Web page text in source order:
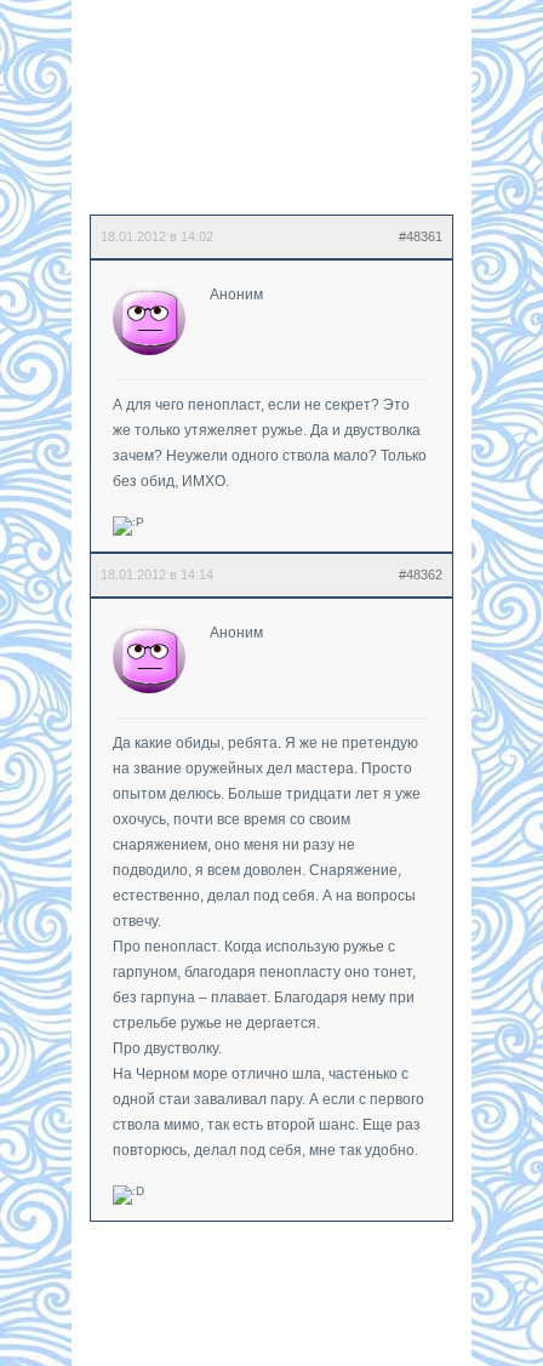
18.01.2012 в 14:02 #48361
Аноним
А для чего пенопласт, если не секрет? Это
же только утяжеляет ружье. Да и двустволка
зачем? Неужели одного ствола мало? Только
без обид, ИМХО.
18.01.2012 в 14:14 #48362
Аноним
Да какие обиды, ребята. Я же не претендую
на звание оружейных дел мастера. Просто
опытом делюсь. Больше тридцати лет я уже
охочусь, почти все время со своим
снаряжением, оно меня ни разу не
подводило, я всем доволен. Снаряжение,
естественно, делал под себя. А на вопросы
отвечу.
Про пенопласт. Когда использую ружье с
гарпуном, благодаря пенопласту оно тонет,
без гарпуна – плавает. Благодаря нему при
стрельбе ружье не дергается.
Про двустволку.
На Черном море отлично шла, частенько с
одной стаи заваливал пару. А если с первого
ствола мимо, так есть второй шанс. Еще раз
повторюсь, делал под себя, мне так удобно.